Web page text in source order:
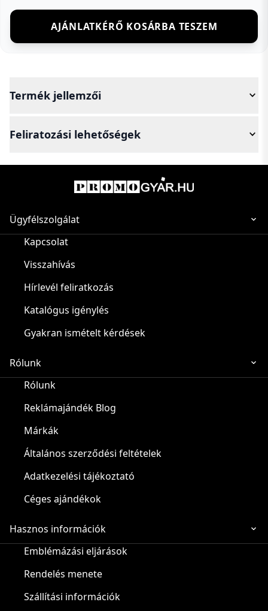
AJÁNLATKÉRŐ KOSÁRBA TESZEM
Termék jellemzői
Feliratozási lehetőségek
Ügyfélszolgálat
Kapcsolat
Visszahívás
Hírlevél feliratkozás
Katalógus igénylés
Gyakran ismételt kérdések
Rólunk
Rólunk
Reklámajándék Blog
Márkák
Általános szerződési feltételek
Adatkezelési tájékoztató
Céges ajándékok
Hasznos információk
Emblémázási eljárások
Rendelés menete
Szállítási információk